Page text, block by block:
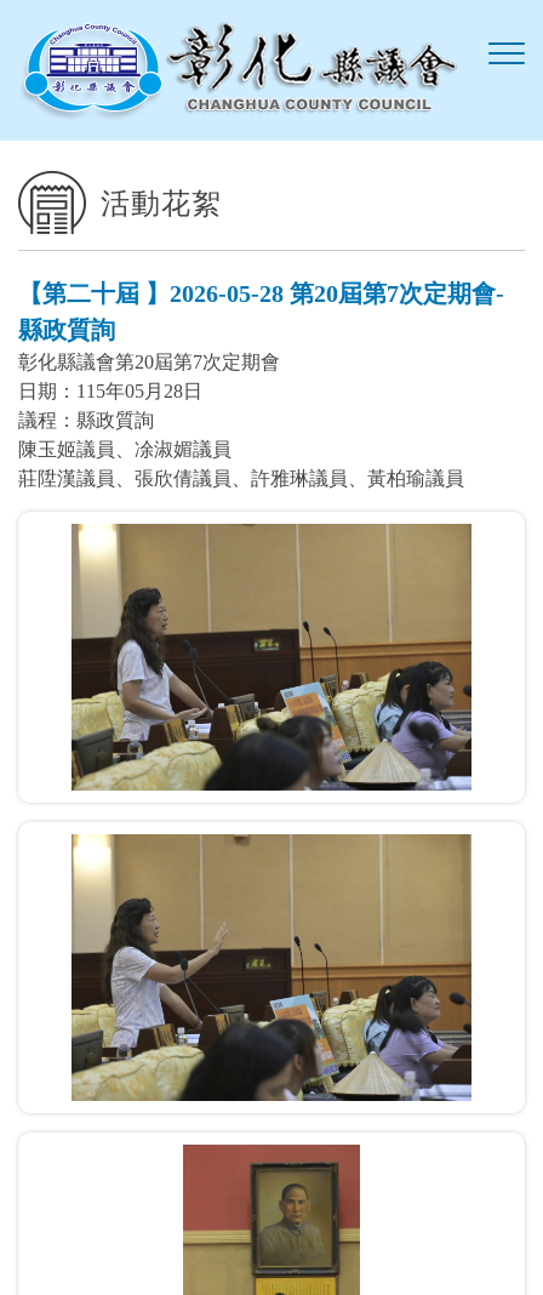
活動花絮
【第二十屆 】2026-05-28 第20屆第7次定期會-
縣政質詢
彰化縣議會第20屆第7次定期會
日期：115年05月28日
議程：縣政質詢
陳玉姬議員、凃淑媚議員
莊陞漢議員、張欣倩議員、許雅琳議員、黃柏瑜議員